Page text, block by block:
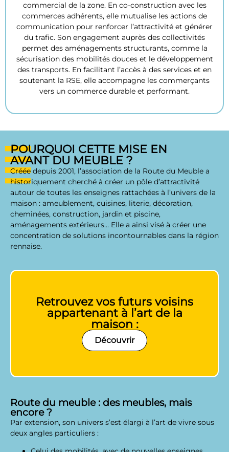
commercial de la zone. En co-construction avec les
commerces adhérents, elle mutualise les actions de
communication pour renforcer l’attractivité et générer
du trafic. Son engagement auprès des collectivités
permet des aménagements structurants, comme la
sécurisation des mobilités douces et le développement
des transports. En facilitant l’accès à des services et en
soutenant la RSE, elle accompagne les commerçants
vers un commerce durable et performant.
POURQUOI CETTE MISE EN
AVANT DU MEUBLE ?
Créée depuis 2001, l’association de la Route du Meuble a
historiquement cherché à créer un pôle d’attractivité
autour de toutes les enseignes rattachées à l’univers de la
maison : ameublement, cuisines, literie, décoration,
cheminées, construction, jardin et piscine,
aménagements extérieurs… Elle a ainsi visé à créer une
concentration de solutions incontournables dans la région
rennaise.
Retrouvez vos futurs voisins
appartenant à l’art de la
maison :
Découvrir
Route du meuble : des meubles, mais
encore ?
Par extension, son univers s’est élargi à l’art de vivre sous
deux angles particuliers :